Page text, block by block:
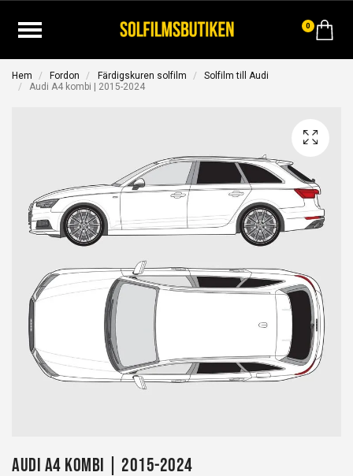
0
Hem Fordon Färdigskuren solfilm
Solfilm till Audi
Audi A4 kombi | 2015-2024
Audi A4 kombi | 2015-2024